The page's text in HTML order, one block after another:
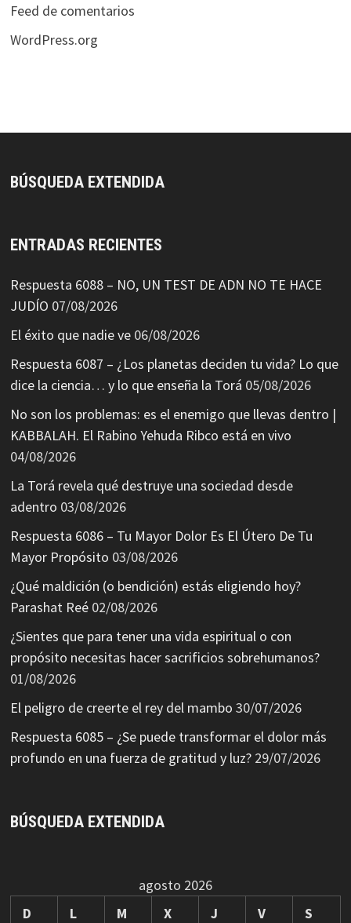
Feed de comentarios
WordPress.org
BÚSQUEDA EXTENDIDA
ENTRADAS RECIENTES
Respuesta 6088 – NO, UN TEST DE ADN NO TE HACE
JUDÍO 07/08/2026
El éxito que nadie ve 06/08/2026
Respuesta 6087 – ¿Los planetas deciden tu vida? Lo que
dice la ciencia… y lo que enseña la Torá 05/08/2026
No son los problemas: es el enemigo que llevas dentro |
KABBALAH. El Rabino Yehuda Ribco está en vivo
04/08/2026
La Torá revela qué destruye una sociedad desde
adentro 03/08/2026
Respuesta 6086 – Tu Mayor Dolor Es El Útero De Tu
Mayor Propósito 03/08/2026
¿Qué maldición (o bendición) estás eligiendo hoy?
Parashat Reé 02/08/2026
¿Sientes que para tener una vida espiritual o con
propósito necesitas hacer sacrificios sobrehumanos?
01/08/2026
El peligro de creerte el rey del mambo 30/07/2026
Respuesta 6085 – ¿Se puede transformar el dolor más
profundo en una fuerza de gratitud y luz? 29/07/2026
BÚSQUEDA EXTENDIDA
agosto 2026
D
L M X J V
S